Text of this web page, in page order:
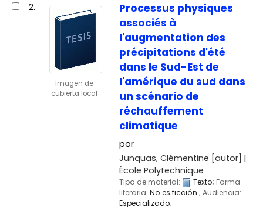
2.
Imagen de
cubierta local
Processus physiques
associés à
l'augmentation des
précipitations d'été
dans le Sud-Est de
l'amérique du sud dans
un scénario de
réchauffement
climatique
por
Junquas, Clémentine [autor]
École Polytechnique
Tipo de material: Texto; Forma
literaria: No es ficción ; Audiencia:
Especializado;